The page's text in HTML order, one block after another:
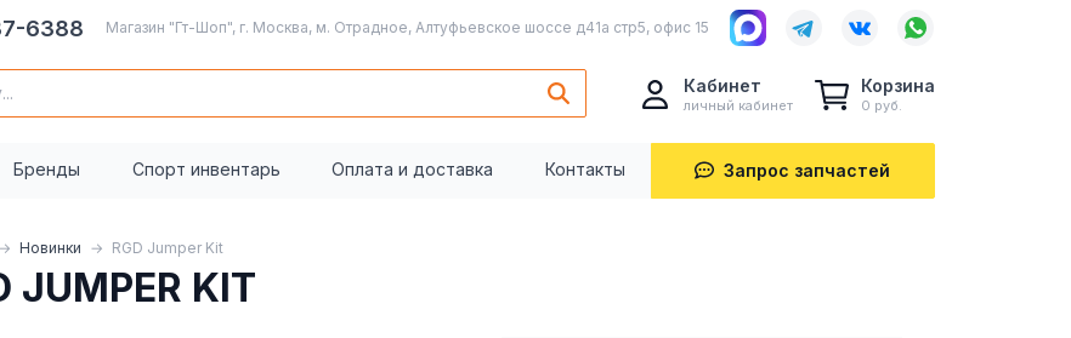
6388 Магазин "Гт-Шоп", г. Москва, м. Отрадное, Алтуфьевское шоссе д41а стр5, офис 15
Кабинет
личный кабинет
Корзина
0 руб.
Бренды Спорт инвентарь Оплата и доставка Контакты Запрос запчастей
Новинки RGD Jumper Kit
JUMPER KIT